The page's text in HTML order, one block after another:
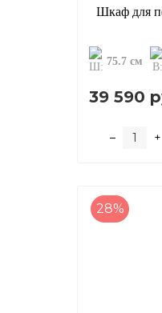
75.7 см
39 590
– +
28%